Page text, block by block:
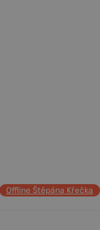
Offline Štěpána Křečka